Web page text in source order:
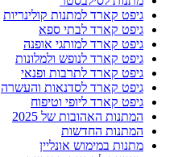
גיפט קארד למתנות קולינריות
גיפט קארד לבתי ספא
גיפט קארד למותגי אופנה
גיפט קארד לנופש ולמלונות
גיפט קארד לתרבות ופנאי
גיפט קארד לסדנאות והעשרה
גיפט קארד ליופי וטיפוח
המתנות האהובות של 2025
המתנות החדשות
מתנות במימוש אונליין